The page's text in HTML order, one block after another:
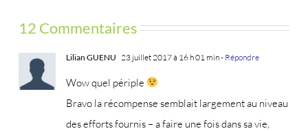
12 Commentaires
Lilian GUENU 23 juillet 2017 à 16 h 01 min- Répondre
Wow quel périple
Bravo la récompense semblait largement au niveau
des efforts fournis – a faire une fois dans sa vie,